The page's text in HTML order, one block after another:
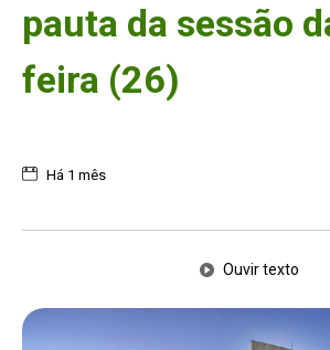
pauta da sessão
feira (26)
Há 1 mês
Ouvir texto